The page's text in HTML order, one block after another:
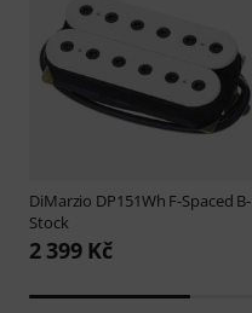
DiMarzio DP151Wh F-Spaced B-
Stock
2 399 Kč